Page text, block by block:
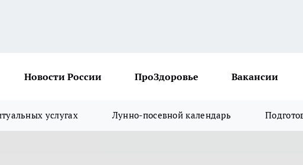
Новости России ПроЗдоровье Вакансии
услугах Лунно-посевной календарь